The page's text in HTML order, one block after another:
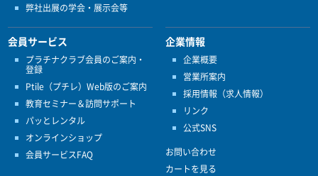
弊社出展の学会・展示会等
会員サービス
プラチナクラブ会員のご案内・
登録
Ptile（プチレ）Web版のご案内
教育セミナー＆訪問サポート
パッとレンタル
オンラインショップ
会員サービスFAQ
企業情報
企業概要
営業所案内
採用情報（求人情報）
リンク
公式SNS
お問い合わせ
カートを見る